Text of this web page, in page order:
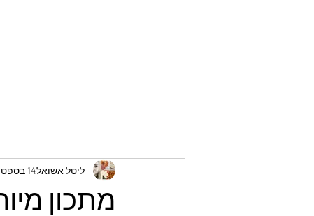
מתכון
ליטל אשואל14 בספט׳ 2025